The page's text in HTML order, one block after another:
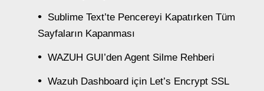
Sublime Text’te Pencereyi Kapatırken Tüm
Sayfaların Kapanması
WAZUH GUI’den Agent Silme Rehberi
Wazuh Dashboard için Let’s Encrypt SSL